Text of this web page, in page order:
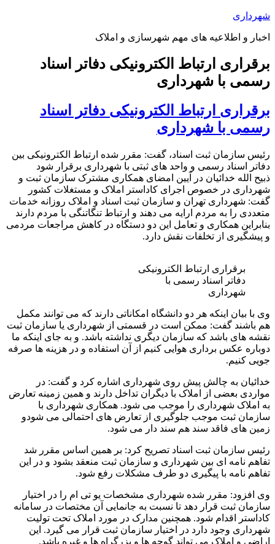
پرش
محتوا
شهرداری
اخبار و اطلاعیه های مهم شهرسازی و املاک
برقراری ارتباط الکترونیکی دفاتر اسناد
رسمی با شهرداری
برقراری ارتباط الکترونیکی دفاتر اسناد
رسمی با شهرداری
رئیس سازمان ثبت اسناد، گفت: مقرر شده ارتباط الکترونیکی بین
دفاتر اسناد رسمی و واحد های ثبتی با شهرداری برقرار شود
ذبیح الله خدائیان در آیین امضای همکاری مشترک سازمان ثبت و
شهرداری در خصوص اجرای کاداستر املاک و مستغلات کشور
گفت: شهرداری تهران و سازمان ثبت اسناد و املاک روزانه خدمات
متعددی را به مردم ارایه می دهند و ارتباط تنگاتنگی با مردم دارند
بنابراین همکاری و تعامل این دو دستگاه در کاهش مراجعات مردمی
و پیشگیری از تخلفات نقش دارد.
برقراری ارتباط الکترونیکی
دفاتر اسناد رسمی با
شهرداری
وی با بیان اینکه هر دو دانشگاه امکاناتی دارند که می توانند مکمل
هم باشند گفت: ممکن است در قسمتی از شهرداری یا سازمان ثبت
نقشه های باشد که سازمان دیگری نداشته باشد. و به جای اینکه ما
دوباره عکس برداری هوایی کنیم از آن استفاده و در هزینه ها صرفه
جویی کنیم.
خدائیان به چالش پیش روی شهرداری اشاره کرد و گفت: در
مواردی بعضی از املاک با دیگران تداخل دارند و همین زمینه تعارض
به املاک شهرداری را موجب می شود. همکاری شهرداری با
سازمان ثبت موجب جلوگیری از تعارض های احتمالی می شودو
زمین های فاقد سند هم سند دار می شود.
رئیس سازمان ثبت اسناد تصریح کرد: بر همین اساس مقرر شد
تفاهم نامه ای بین شهرداری و سازمان ثبت منعقد بشود و در این
تفاهم نامه با پیگیری دو طرف مشکلات رفع شود.
وی افزود: مقرر شده شهرداری مشخصات یو تی ام را در اختیار
سازمان ثبت قرار دهد تا نسبت به جانمایی آن مختصات در سامانه
کاداستر اقدام شود. همچنین مدارک در مورد املاک تحت تولیت
شهرداری وجود دارد در اختیار سازمان ثبت قرار می گیرد. این
اراضی و املاک می تواند گوچه ها و بزرگراه ها و غیره باشد.